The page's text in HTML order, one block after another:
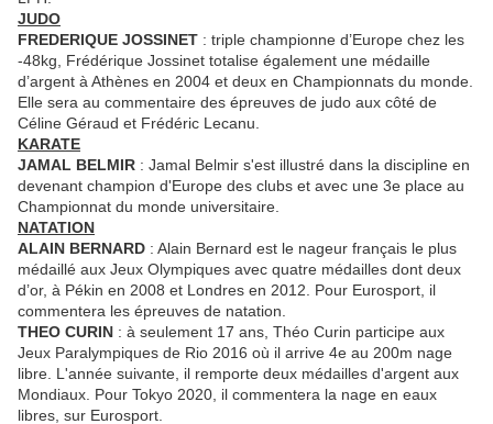
JUDO
FREDERIQUE JOSSINET : triple championne d’Europe chez les
-48kg, Frédérique Jossinet totalise également une médaille
d’argent à Athènes en 2004 et deux en Championnats du monde.
Elle sera au commentaire des épreuves de judo aux côté de
Céline Géraud et Frédéric Lecanu.
KARATE
JAMAL BELMIR : Jamal Belmir s'est illustré dans la discipline en
devenant champion d'Europe des clubs et avec une 3e place au
Championnat du monde universitaire.
NATATION
ALAIN BERNARD : Alain Bernard est le nageur français le plus
médaillé aux Jeux Olympiques avec quatre médailles dont deux
d’or, à Pékin en 2008 et Londres en 2012. Pour Eurosport, il
commentera les épreuves de natation.
THEO CURIN : à seulement 17 ans, Théo Curin participe aux
Jeux Paralympiques de Rio 2016 où il arrive 4e au 200m nage
libre. L'année suivante, il remporte deux médailles d'argent aux
Mondiaux. Pour Tokyo 2020, il commentera la nage en eaux
libres, sur Eurosport.